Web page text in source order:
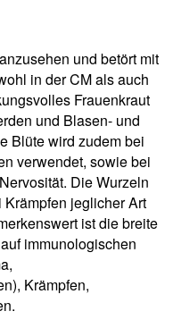
und betört mit
in der CM als auch
Frauenkraut
und Blasen- und
Blüte wird zudem bei
verwendet, sowie bei
Die Wurzeln
jeglicher Art
ist die breite
immunologischen
Krämpfen,